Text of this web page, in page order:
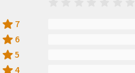
star 7
star 6
star5
star4